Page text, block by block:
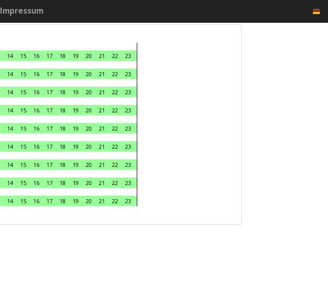
Impressum
14 15 16 17 18 19 20 21 22
23
14 15 16 17 18 19 20 21 22
23
14 15 16 17 18 19 20 21 22
23
14 15 16 17 18 19 20 21 22
23
14 15 16 17 18 19 20 21 22
23
14 15 16 17 18 19 20 21 22
23
14 15 16 17 18 19 20 21 22
23
14 15 16 17 18 19 20 21 22
23
14 15 16 17 18 19 20 21 22
23